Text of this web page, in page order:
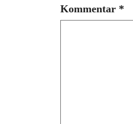
Kommentar *